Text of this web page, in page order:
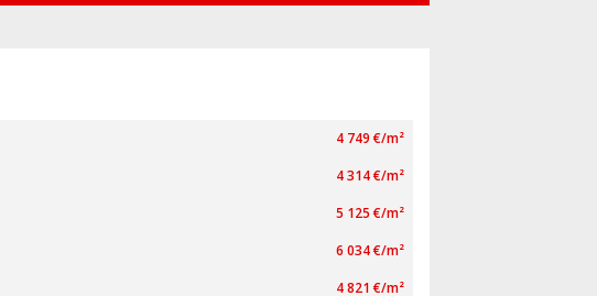
4 749 €/m²
4 314 €/m²
5 125 €/m²
6 034 €/m²
4 821 €/m²